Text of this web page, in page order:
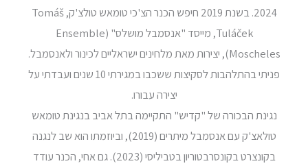
2024. בשנת 2019 חיפש הכנר הצ'כי טומאש טולצ'ק, Tomáš
Tuláček, מייסד "אנסמבל מושלס" (Ensemble
Moscheles), יצירות מאת מלחינים ישראליים לכינור ולאנסמבל.
פניתי בהתלהבות לסקיצות ששכבו במגירתי 10 שנים ועבדתי על
יצירה עבורו.
נגינת הבכורה של "קדיש" התקיימה בתל אביב בנגינת טומאש
טולאצ'ק עם אנסמבל מיתרים (2019), וביוזמתו הוא שב לנגנה
בקונצרט בקונסרבטוריון בטביליסי (2023). גם אחי, הכנר עודד